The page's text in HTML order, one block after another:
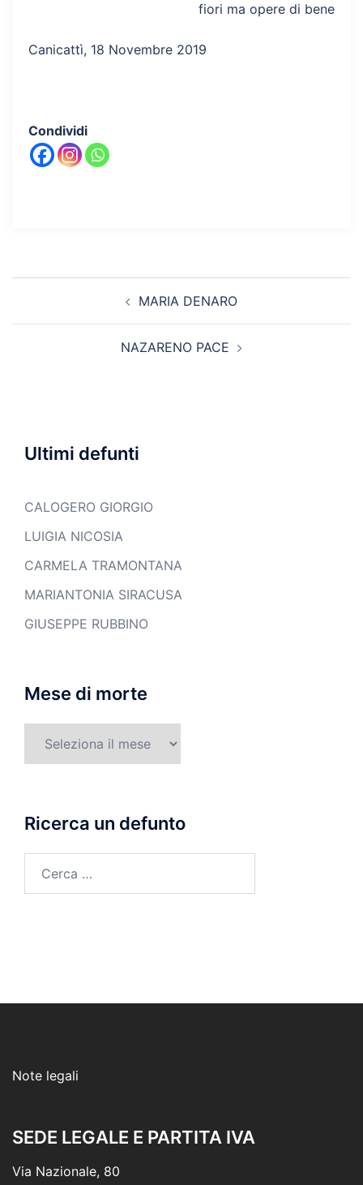
fiori ma opere di bene
Canicattì, 18 Novembre 2019
Condividi
MARIA DENARO
NAZARENO PACE
Ultimi defunti
CALOGERO GIORGIO
LUIGIA NICOSIA
CARMELA TRAMONTANA
MARIANTONIA SIRACUSA
GIUSEPPE RUBBINO
Mese di morte
Ricerca un defunto
Note legali
SEDE LEGALE E PARTITA IVA
Via Nazionale, 80